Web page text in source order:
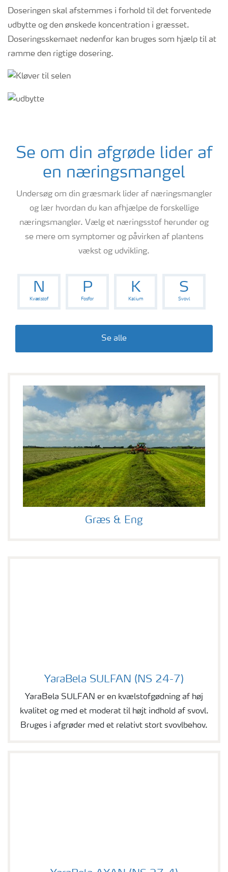
Doseringen skal afstemmes i forhold til det forventede
udbytte og den ønskede koncentration i græsset.
Doseringsskemaet nedenfor kan bruges som hjælp til at
ramme den rigtige dosering.
Se om din afgrøde lider af
en næringsmangel
Undersøg om din græsmark lider af næringsmangler
og lær hvordan du kan afhjælpe de forskellige
næringsmangler. Vælg et næringsstof herunder og
se mere om symptomer og påvirken af plantens
vækst og udvikling.
N
Kvælstof
P
Fosfor
K
Kalium
S
Svovl
Se alle
Græs & Eng
YaraBela SULFAN (NS 24-7)
YaraBela SULFAN (NS 24-7)
YaraBela SULFAN er en kvælstofgødning af høj
kvalitet og med et moderat til højt indhold af svovl.
Bruges i afgrøder med et relativt stort svovlbehov.
YaraBela AXAN (NS 27-4)